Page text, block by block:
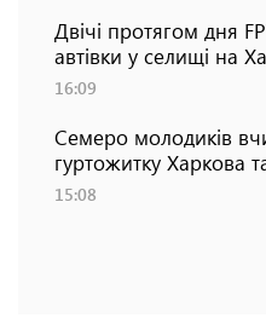
Двічі протягом дня
автівки у селищі на
16:09
Семеро молодиків
гуртожитку Харкова
15:08